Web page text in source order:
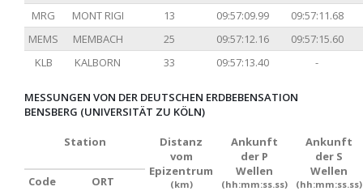
MRG
MONT RIGI 13 09:57:09.99
09:57:11.68
MEMS
MEMBACH 25 09:57:12.16
09:57:15.60
KLB
KALBORN 33 09:57:13.40 -
MESSUNGEN VON DER DEUTSCHEN ERDBEBENSATION
BENSBERG (UNIVERSITÄT ZU KÖLN)
Station
Distanz
vom
Epizentrum
(km)
Ankunft
der P
Wellen
(hh:mm:ss.ss)
Ankunft
der S
Wellen
(hh:mm:ss.ss)
Code ORT